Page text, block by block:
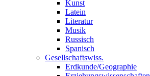
Kunst
Latein
Literatur
Musik
Russisch
Spanisch
Gesellschaftswiss.
Erdkunde/Geographie